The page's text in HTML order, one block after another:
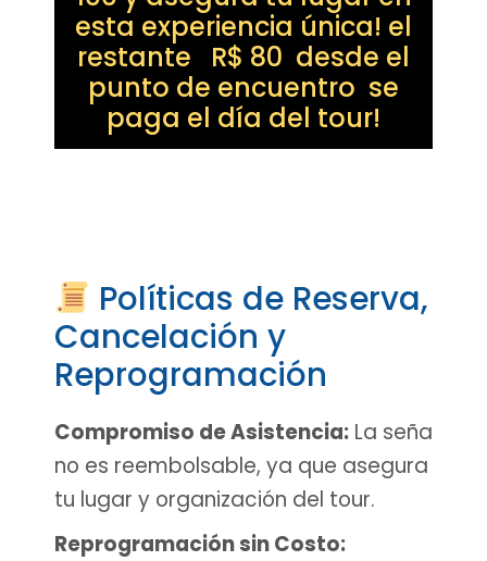
esta experiencia única! el
restante R$ 80 desde el
punto de encuentro se
paga el día del tour!
Políticas de Reserva,
Cancelación y
Reprogramación
Compromiso de Asistencia: La seña
no es reembolsable, ya que asegura
tu lugar y organización del tour.
Reprogramación sin Costo: